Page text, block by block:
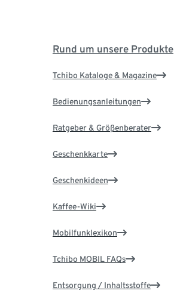
Rund um unsere Produkte
Tchibo Kataloge & Magazine
Bedienungsanleitungen
Ratgeber & Größenberater
Geschenkkarte
Geschenkideen
Kaffee-Wiki
Mobilfunklexikon
Tchibo MOBIL FAQs
Entsorgung / Inhaltsstoffe